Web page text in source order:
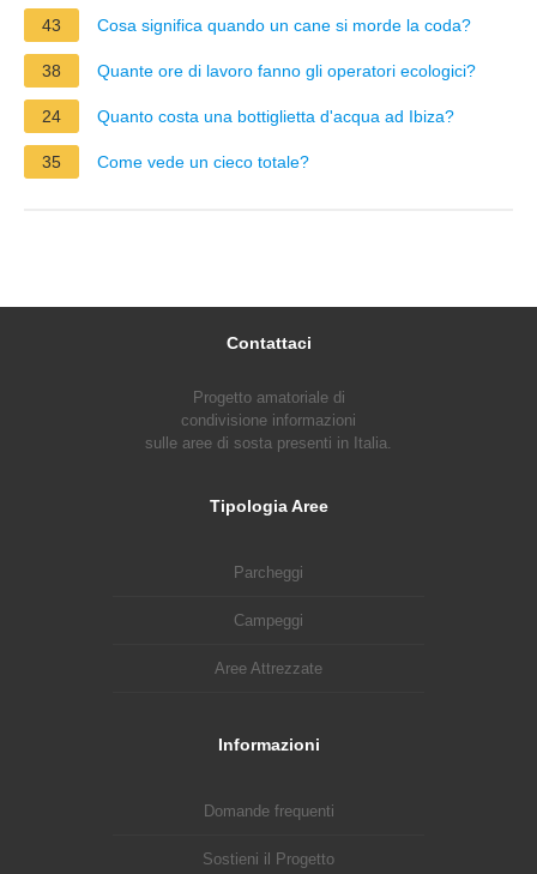
43 Cosa significa quando un cane si morde la coda?
38 Quante ore di lavoro fanno gli operatori ecologici?
24 Quanto costa una bottiglietta d'acqua ad Ibiza?
35 Come vede un cieco totale?
Contattaci
Progetto amatoriale di
condivisione informazioni
sulle aree di sosta presenti in Italia.
Tipologia Aree
Parcheggi
Campeggi
Aree Attrezzate
Informazioni
Domande frequenti
Sostieni il Progetto